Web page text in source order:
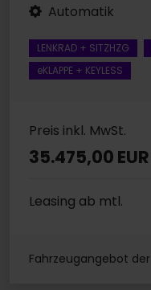
Automatik
LENKRAD + SITZHZG
eKLAPPE + KEYLESS
Preis inkl. MwSt.
35.475,00 EUR
Leasing ab mtl.
Fahrzeugangebot